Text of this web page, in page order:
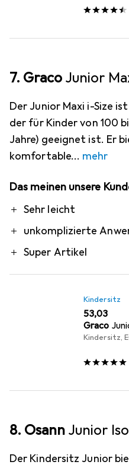
7. Graco Junior
Der Junior Maxi i-Size
der für Kinder von 100
Jahre) geeignet ist. Er
komfortable
mehr
Das meinen unsere
ProSehr leicht
unkomplizierte
Super Artikel
Kindersitz
EUR
53,03
Graco
Kindersitz,
8. Osann Junior
Der Kindersitz Junior